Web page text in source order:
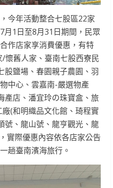
今年活動整合七股區22家
月1日至8月31日期間，民眾
作店家享消費優惠，有特
懷舊人家、臺南七股西寮民
股鹽場、春園親子農園、羽
中心、雲嘉南-嚴選物產
產店、潘宜玲の珠寶盒、旅
(和明織品文化館、琦程實
號、龍山號、龍亨觀光、龍
實際優惠內容依各店家公告
趟臺南濱海旅行。